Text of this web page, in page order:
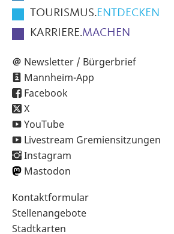
TOURISMUS.ENTDECKEN
KARRIERE.MACHEN
Newsletter / Bürgerbrief
Mannheim-App
Facebook
X
YouTube
Livestream Gremiensitzungen
Instagram
Mastodon
Sekundärnavigation
im
Fußbereich
Kontaktformular
Stellenangebote
Stadtkarten